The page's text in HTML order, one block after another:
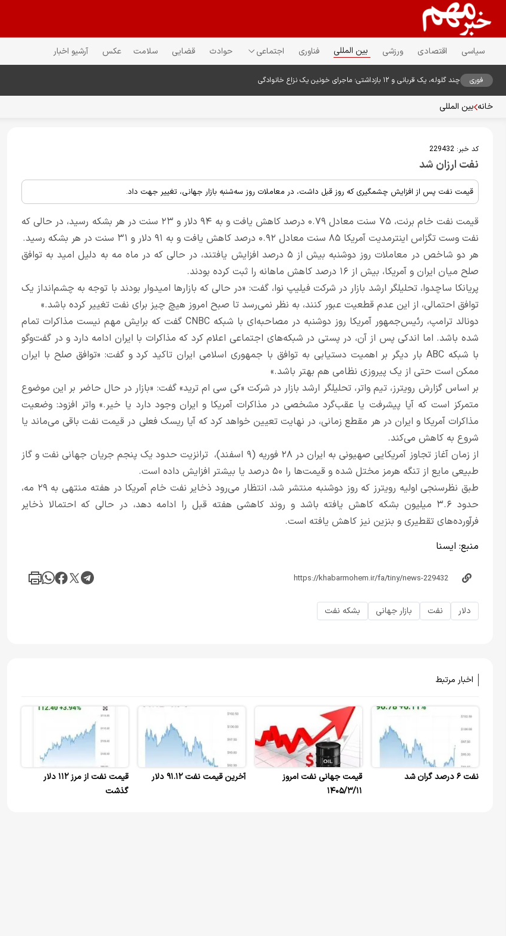
سیاسی اقتصادی ورزشی بین المللی فناوری اجتماعی حوادث قضایی سلامت عکس آرشیو اخبار
فوری چند گلوله، یک قربانی و ۱۲ بازداشتی؛ ماجرای خونین یک نزاع خانوادگی
خانه بین المللی
کد خبر: 229432
نفت ارزان شد
قیمت نفت پس از افزایش چشمگیری که روز قبل داشت، در معاملات روز سه‌شنبه بازار جهانی، تغییر جهت داد.
قیمت نفت خام برنت، ۷۵ سنت معادل ۰.۷۹ درصد کاهش یافت و به ۹۴ دلار و ۲۳ سنت در هر بشکه رسید، در حالی که
نفت وست تگزاس اینترمدیت آمریکا ۸۵ سنت معادل ۰.۹۲ درصد کاهش یافت و به ۹۱ دلار و ۳۱ سنت در هر بشکه رسید.
هر دو شاخص در معاملات روز دوشنبه بیش از ۵ درصد افزایش یافتند، در حالی که در ماه مه به دلیل امید به توافق
صلح میان ایران و آمریکا، بیش از ۱۶ درصد کاهش ماهانه را ثبت کرده بودند.
پریانکا ساچدوا، تحلیلگر ارشد بازار در شرکت فیلیپ نوا، گفت: «در حالی که بازارها امیدوار بودند با توجه به چشم‌انداز یک
توافق احتمالی، از این عدم قطعیت عبور کنند، به نظر نمی‌رسد تا صبح امروز هیچ چیز برای نفت تغییر کرده باشد.»
دونالد ترامپ، رئیس‌جمهور آمریکا روز دوشنبه در مصاحبه‌ای با شبکه CNBC گفت که برایش مهم نیست مذاکرات تمام
شده باشد. اما اندکی پس از آن، در پستی در شبکه‌های اجتماعی اعلام کرد که مذاکرات با ایران ادامه دارد و در گفت‌وگو
با شبکه ABC بار دیگر بر اهمیت دستیابی به توافق با جمهوری اسلامی ایران تاکید کرد و گفت: «توافق صلح با ایران
ممکن است حتی از یک پیروزی نظامی هم بهتر باشد.»
بر اساس گزارش رویترز، تیم واتر، تحلیلگر ارشد بازار در شرکت «کی سی ام ترید» گفت: «بازار در حال حاضر بر این موضوع
متمرکز است که آیا پیشرفت یا عقب‌گرد مشخصی در مذاکرات آمریکا و ایران وجود دارد یا خیر.» واتر افزود: وضعیت
مذاکرات آمریکا و ایران در هر مقطع زمانی، در نهایت تعیین خواهد کرد که آیا ریسک فعلی در قیمت نفت باقی می‌ماند یا
شروع به کاهش می‌کند.
از زمان آغاز تجاوز آمریکایی صهیونی به ایران در ۲۸ فوریه (۹ اسفند)، ترانزیت حدود یک پنجم جریان جهانی نفت و گاز
طبیعی مایع از تنگه هرمز مختل شده و قیمت‌ها را ۵۰ درصد یا بیشتر افزایش داده است.
طبق نظرسنجی اولیه رویترز که روز دوشنبه منتشر شد، انتظار می‌رود ذخایر نفت خام آمریکا در هفته منتهی به ۲۹ مه،
حدود ۳.۶ میلیون بشکه کاهش یافته باشد و روند کاهشی هفته قبل را ادامه دهد، در حالی که احتمالا ذخایر
فرآورده‌های تقطیری و بنزین نیز کاهش یافته است.
منبع: ایسنا
دلار نفت بازار جهانی بشکه نفت
اخبار مرتبط
نفت ۶ درصد گران شد
قیمت جهانی نفت امروز
۱۴۰۵/۳/۱۱
آخرین قیمت نفت ۹۱.۱۲ دلار
قیمت نفت از مرز ۱۱۲ دلار
گذشت